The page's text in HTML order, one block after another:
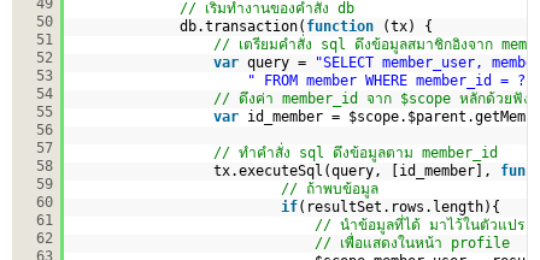
50
51
52
53
54
55
56
57
58
59
60
61
62
63
// เริ่มทำงานของคำสั่ง db
db.transaction( function
(tx) {
// เตรียมคำสั่ง sql ดึงข้อมูลสมาชิกอิงจาก
var query =
"SELECT member_user,
" FROM member WHERE member_id = ?"
// ดึงค่า member_id จาก $scope หลักด้วยฟัง
var id_member =
// ทำคำสั่ง sql ดึงข้อมูลตาม member_id
tx.executeSql(query, [id_member],
// ถ้าพบข้อมูล
if(resultSet.rows.length){
// นำข้อมูลที่ได้ มาไว้ในตัวแปร
// เพื่อแสดงในหน้า profile